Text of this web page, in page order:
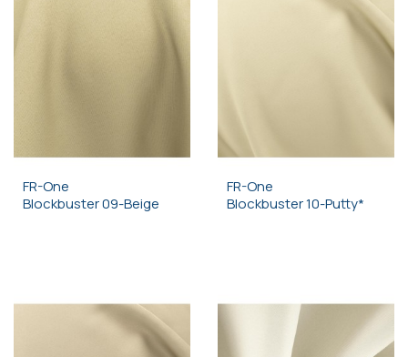
FR-One
Blockbuster 09-Beige
FR-One
Blockbuster 10-Putty*